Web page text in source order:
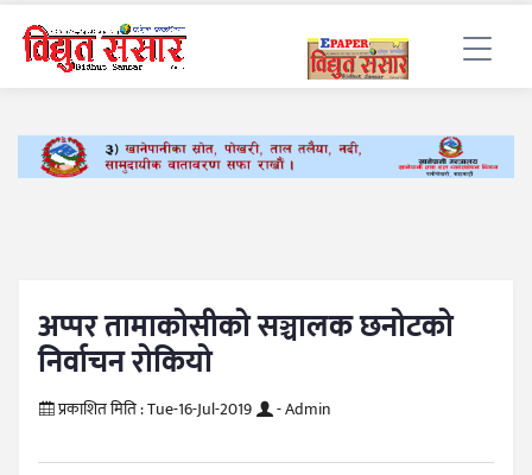
अप्पर तामाकोसीको सञ्चालक छनोटको
निर्वाचन रोकियो
प्रकाशित मिति :Tue-16-Jul-2019 - Admin